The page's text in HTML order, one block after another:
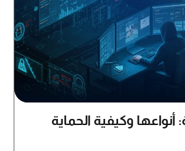
أنواعها وكيفية الحماية